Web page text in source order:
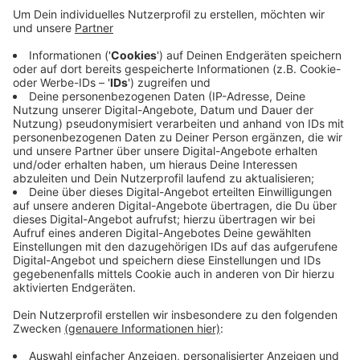
Veröffentlicht: Dienstag, 26.01.2021 17:58
Anzeige
Die Auswertungen laufen noch. Auch die
Durchsuchungen dauern noch an. Es soll wohl auch
einen Bezug zum Kreis Viersen geben, meldet die
Polizei. Näheres haben die Ermittler aber noch nicht
bekanntgeben. Die Razzien standen im Zusammenhang
mit dem Missbrauchskomplex Bergisch-Gladbach.
Anzeige